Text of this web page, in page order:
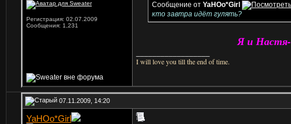
Регистрация: 02.07.2009
Сообщения: 1,231
Сообщение от YaHOo*Girl
кто завтра идёт гулять?
Я и Настя-
I will love you till the end of time.
07.11.2009, 14:20
YaHOo*Girl